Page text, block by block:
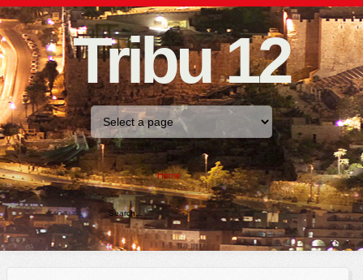
Tribu 12
Home